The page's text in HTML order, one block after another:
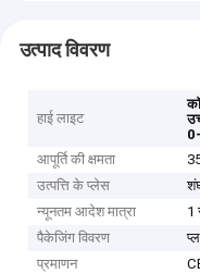
उत्पाद विवरण
हाई लाइट
आपूर्ति की क्षमता
उत्पत्ति के प्लेस
न्यूनतम आदेश मात्रा
1
पैकेजिंग विवरण
प्रमाणन